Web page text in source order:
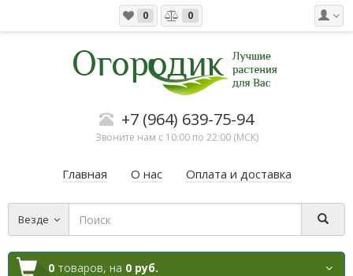
0 0
+7 (964) 639-75-94
Звоните нам с 10:00 по 22:00 (МСК)
Главная О нас Оплата и доставка
Везде
0 товаров, на 0 руб.